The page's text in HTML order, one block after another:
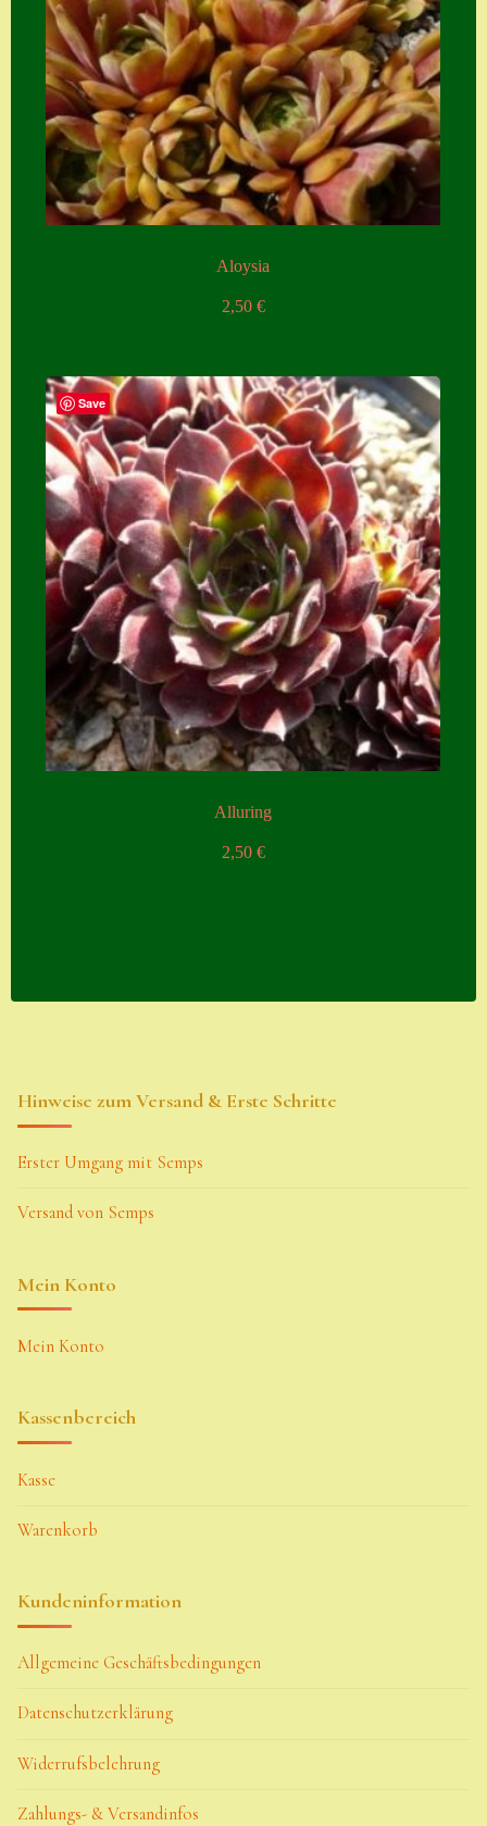
Aloysia
2,50 €
Save
Alluring
2,50 €
Hinweise zum Versand & Erste Schritte
Erster Umgang mit Semps
Versand von Semps
Mein Konto
Mein Konto
Kassenbereich
Kasse
Warenkorb
Kundeninformation
Allgemeine Geschäftsbedingungen
Datenschutzerklärung
Widerrufsbelehrung
Zahlungs- & Versandinfos